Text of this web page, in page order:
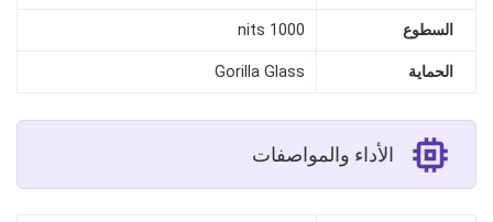
السطوع 1000 nits
الحماية Gorilla Glass
الأداء والمواصفات